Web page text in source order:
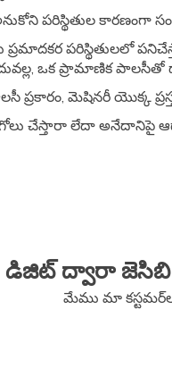
పరిస్థితుల కారణంగా
పరిస్థితులలో
ఒక ప్రామాణిక పాలసీతో
ప్రకారం, మెషినరీ యొక్క
చేస్తారా లేదా అనేదానిపై
డిజిట్ ద్వారా జెసిబి
మేము మా